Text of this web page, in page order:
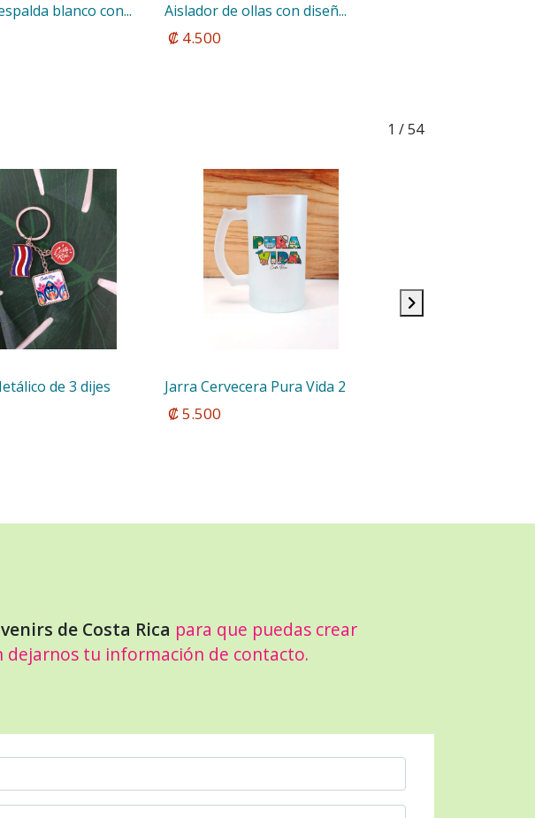
blanco con... Aislador de ollas con diseñ...
₡ 4.500
1 / 54
de 3 dijes Jarra Cervecera Pura Vida 2
₡ 5.500
de Costa Rica para que puedas crear
dejarnos tu información de contacto.